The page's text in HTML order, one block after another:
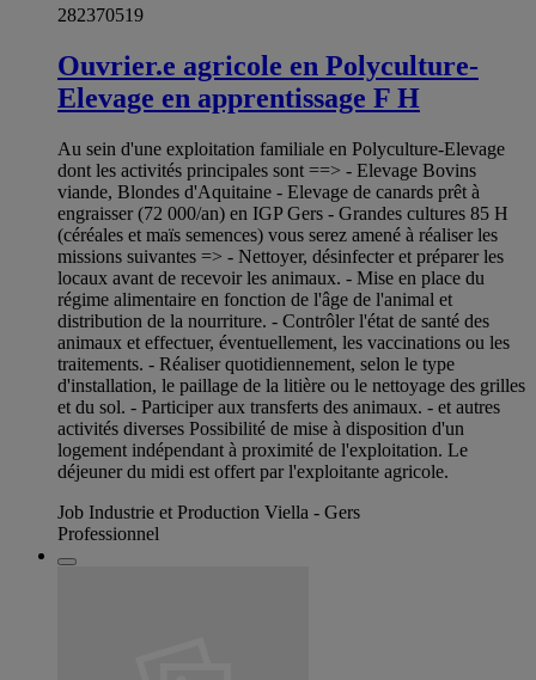
282370519
Ouvrier.e agricole en Polyculture-
Elevage en apprentissage F H
Au sein d'une exploitation familiale en Polyculture-Elevage
dont les activités principales sont ==> - Elevage Bovins
viande, Blondes d'Aquitaine - Elevage de canards prêt à
engraisser (72 000/an) en IGP Gers - Grandes cultures 85 H
(céréales et maïs semences) vous serez amené à réaliser les
missions suivantes => - Nettoyer, désinfecter et préparer les
locaux avant de recevoir les animaux. - Mise en place du
régime alimentaire en fonction de l'âge de l'animal et
distribution de la nourriture. - Contrôler l'état de santé des
animaux et effectuer, éventuellement, les vaccinations ou les
traitements. - Réaliser quotidiennement, selon le type
d'installation, le paillage de la litière ou le nettoyage des grilles
et du sol. - Participer aux transferts des animaux. - et autres
activités diverses Possibilité de mise à disposition d'un
logement indépendant à proximité de l'exploitation. Le
déjeuner du midi est offert par l'exploitante agricole.
Job Industrie et Production Viella - Gers
Professionnel